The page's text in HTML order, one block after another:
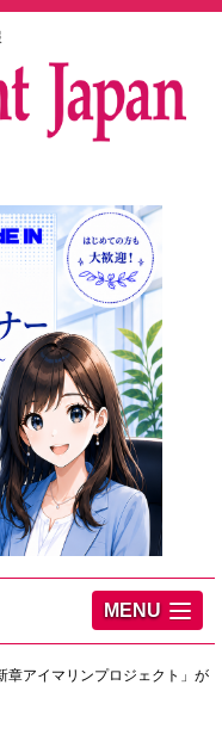
MENU
章アイマリンプロジェクト」が